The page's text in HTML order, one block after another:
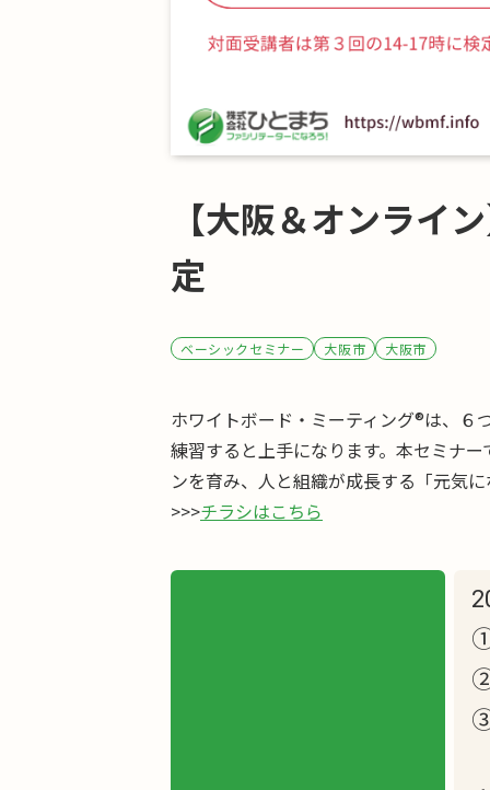
【大阪＆オンライ
定
ベーシックセミナー 大阪市 大阪市
ホワイトボード・ミーティング®は、６
練習すると上手になります。本セミナ
ンを育み、人と組織が成長する「元気
>>>チラシはこちら